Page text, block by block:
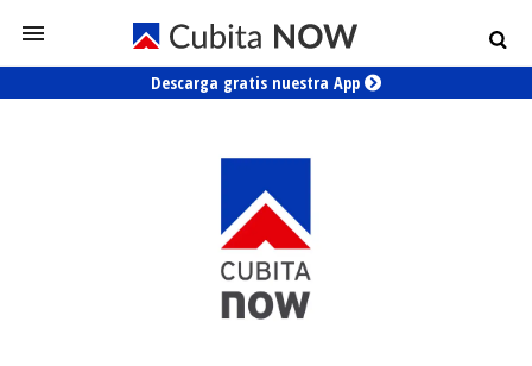
Descarga gratis nuestra App